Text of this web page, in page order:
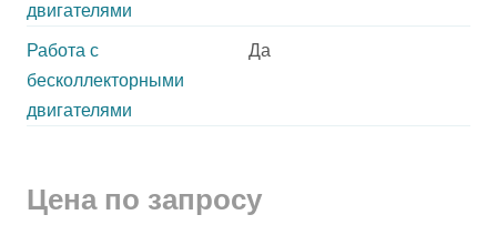
двигателями
Работа с
бесколлекторными
двигателями
Да
Цена по запросу